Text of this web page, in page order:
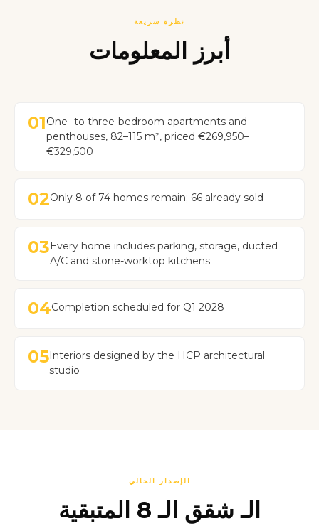
نظرة سريعة
أبرز المعلومات
01One- to three-bedroom apartments and
penthouses, 82–115 m², priced €269,950–
€329,500
02Only 8 of 74 homes remain; 66 already sold
03Every home includes parking, storage, ducted
A/C and stone-worktop kitchens
04Completion scheduled for Q1 2028
05Interiors designed by the HCP architectural
studio
الإصدار الحالي
الـ شقق الـ 8 المتبقية